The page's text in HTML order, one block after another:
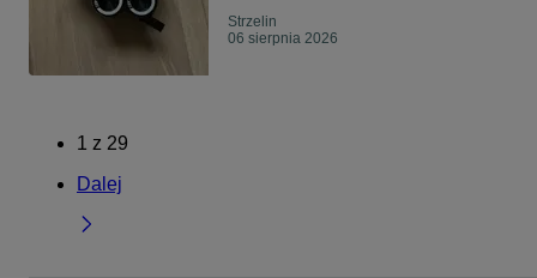
Strzelin
06 sierpnia 2026
1 z 29
Dalej